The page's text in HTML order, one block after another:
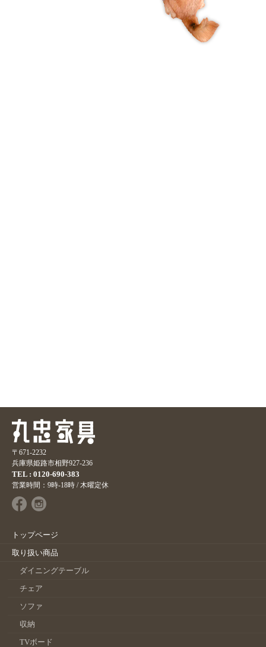
〒671-2232
兵庫県姫路市相野927-236
TEL : 0120-690-383
営業時間：9時-18時 / 木曜定休
トップページ
取り扱い商品
ダイニングテーブル
チェア
ソファ
収納
TVボード